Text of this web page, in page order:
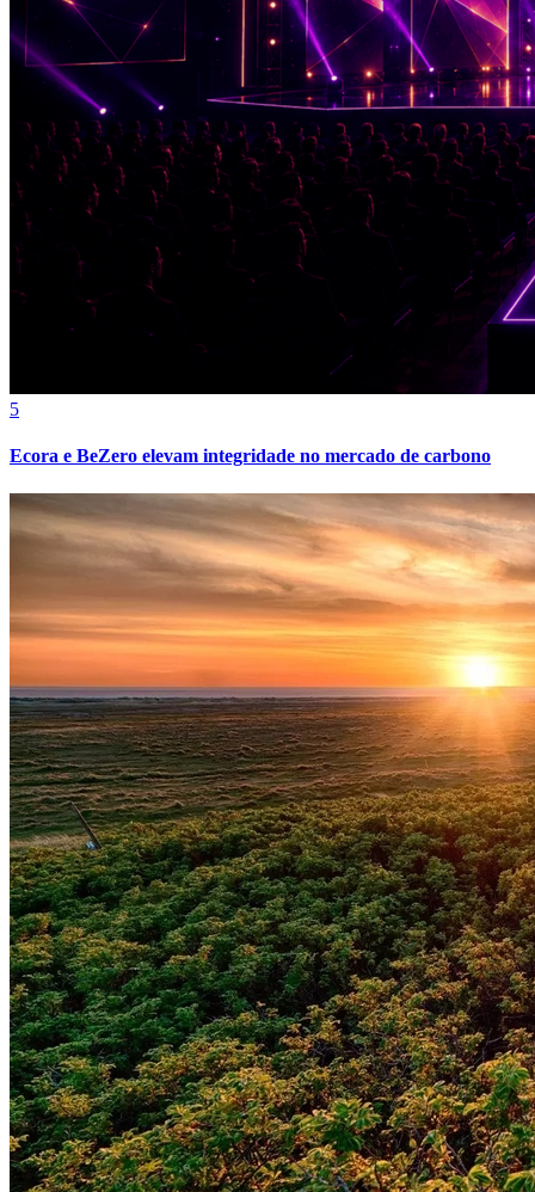
Bahia
5
Ecora e BeZero elevam integridade no mercado de carbono